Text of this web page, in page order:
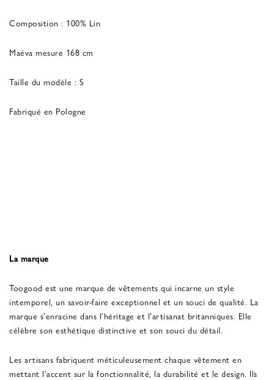
Composition : 100% Lin
Maéva mesure 168 cm
Taille du modèle : S
Fabriqué en Pologne
La marque
Toogood est une marque de vêtements qui incarne un style
intemporel, un savoir-faire exceptionnel et un souci de qualité. La
marque s'enracine dans l'héritage et l'artisanat britanniques. Elle
célèbre son esthétique distinctive et son souci du détail.
Les artisans fabriquent méticuleusement chaque vêtement en
mettant l'accent sur la fonctionnalité, la durabilité et le design. Ils